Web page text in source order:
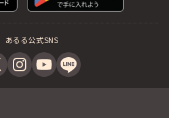
あるる公式SNS